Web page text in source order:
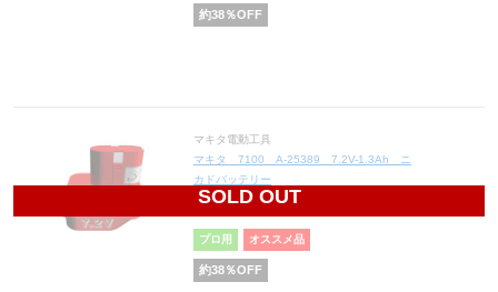
約38％OFF
SOLD OUT
マキタ電動工具
マキタ 7100 A-25389 7.2V-1.3Ah ニ
カドバッテリー
6,014
プロ用 オススメ品
約38％OFF